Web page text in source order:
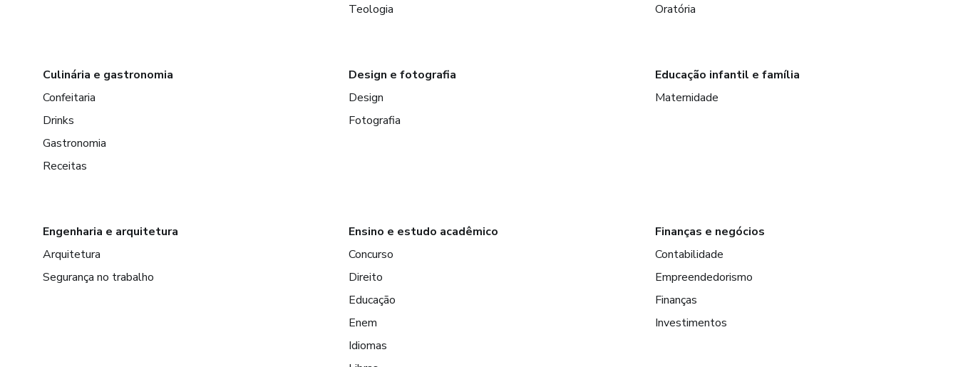
Teologia
Oratória
Culinária e gastronomia
Confeitaria
Drinks
Gastronomia
Receitas
Design e fotografia
Design
Fotografia
Educação infantil e família
Maternidade
Engenharia e arquitetura
Arquitetura
Segurança no trabalho
Ensino e estudo acadêmico
Concurso
Direito
Educação
Enem
Idiomas
Finanças e negócios
Contabilidade
Empreendedorismo
Finanças
Investimentos